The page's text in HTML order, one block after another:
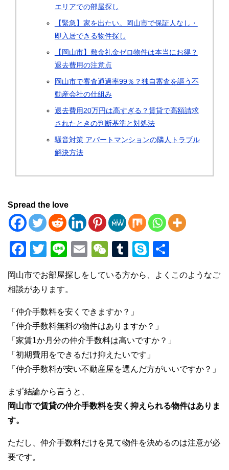
エリアでの部屋探し
【緊急】家を出たい。岡山市で保証人なし・
即入居できる物件探し
【岡山市】敷金礼金ゼロ物件は本当にお得？
退去費用の注意点
岡山市で審査通過率99％？独自審査を謳う不
動産会社の仕組み
退去費用20万円は高すぎる？賃貸で高額請求
されたときの判断基準と対処法
騒音対策 アパートマンションの隣人トラブル
解決方法
Spread the love
F
a
c
e
b
o
o
k
T
wi
tt
er
Li
e
E
ail
W
C
at
T
m
r
S
p
岡山市でお部屋探しをしている方から、よくこのようなご
相談があります。
「仲介手数料を安くできますか？」
「仲介手数料無料の物件はありますか？」
「家賃1か月分の仲介手数料は高いですか？」
「初期費用をできるだけ抑えたいです」
「仲介手数料が安い不動産屋を選んだ方がいいですか？」
まず結論から言うと、
岡山市で賃貸の仲介手数料を安く抑えられる物件はありま
す。
ただし、仲介手数料だけを見て物件を決めるのは注意が必
要です。